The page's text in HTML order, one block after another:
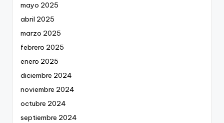
mayo 2025
abril 2025
marzo 2025
febrero 2025
enero 2025
diciembre 2024
noviembre 2024
octubre 2024
septiembre 2024